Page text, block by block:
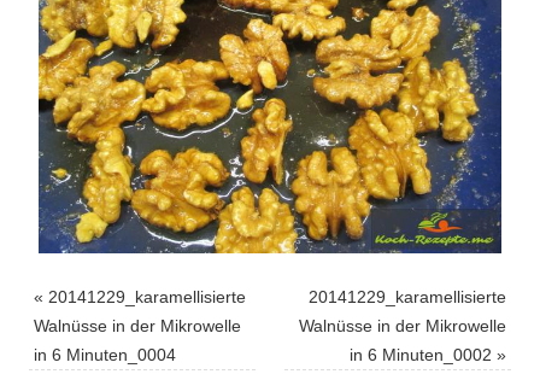
« 20141229_karamellisierte
Walnüsse in der Mikrowelle
in 6 Minuten_0004
20141229_karamellisierte
Walnüsse in der Mikrowelle
in 6 Minuten_0002 »